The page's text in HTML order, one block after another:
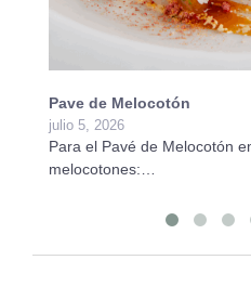
Pave de Melocotón
julio 5, 2026
Para el Pavé de Melocotón
melocotones:…